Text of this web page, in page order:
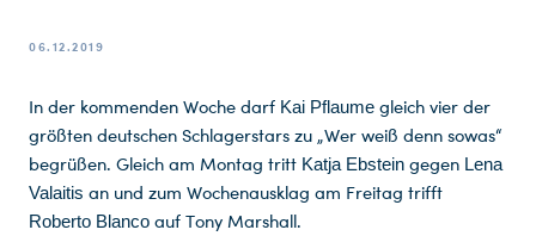
06.12.2019
In der kommenden Woche darf Kai Pflaume gleich vier der
größten deutschen Schlagerstars zu „Wer weiß denn sowas“
begrüßen. Gleich am Montag tritt Katja Ebstein gegen Lena
Valaitis an und zum Wochenausklag am Freitag trifft
Roberto Blanco auf Tony Marshall.